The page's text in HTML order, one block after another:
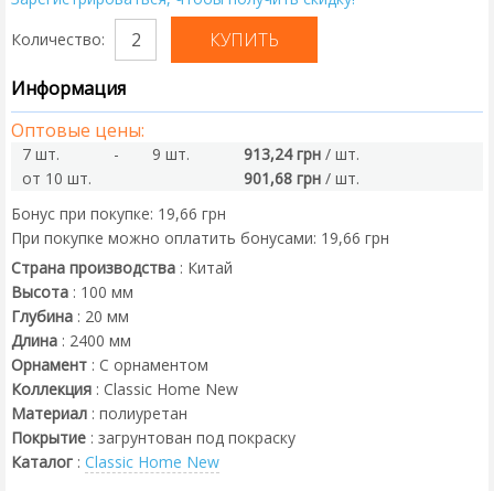
Количество:
Информация
Оптовые цены:
7 шт. - 9 шт. 913,24 грн / шт.
от 10 шт.
901,68 грн / шт.
Бонус при покупке: 19,66 грн
При покупке можно оплатить бонусами: 19,66 грн
Страна производства : Китай
Высота : 100 мм
Глубина : 20 мм
Длина : 2400 мм
Орнамент : С орнаментом
Коллекция : Classic Home New
Материал : полиуретан
Покрытие : загрунтован под покраску
Каталог : Classic Home New